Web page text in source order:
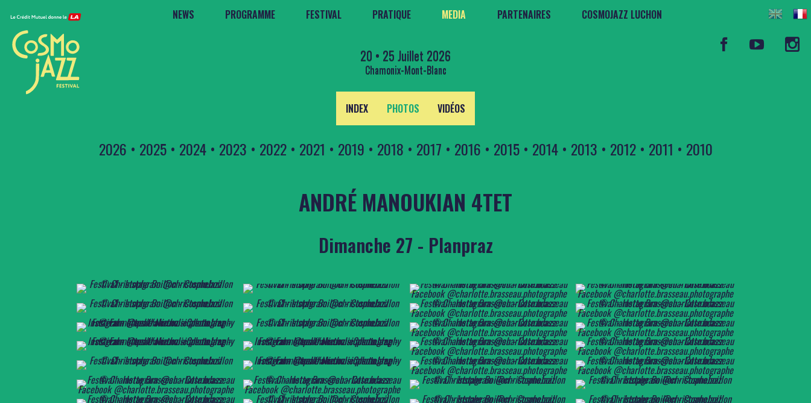
NEWS PROGRAMME FESTIVAL PRATIQUE MEDIA PARTENAIRES COSMOJAZZ LUCHON
20 • 25 Juillet 2026
Chamonix-Mont-Blanc
INDEX PHOTOS VIDÉOS
2026 • 2025• 2024• 2023 • 2022• 2021 • 2019 • 2018 • 2017 • 2016 • 2015• 2014• 2013 • 2012• 2011 • 2010
ANDRÉ MANOUKIAN 4TET
Dimanche 27 - Planpraz